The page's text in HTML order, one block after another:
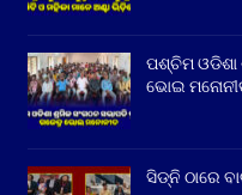
ପଶ୍ଚିମ ଓଡିଶା
ଭୋଇ
ସିଡ୍‌ନି ଠାରେ